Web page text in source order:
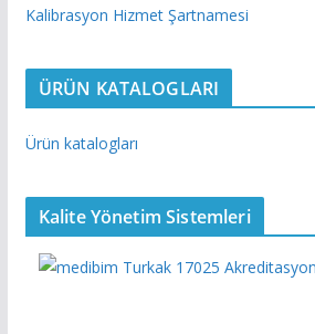
Kalibrasyon Hizmet Şartnamesi
ÜRÜN KATALOGLARI
Ürün katalogları
Kalite Yönetim Sistemleri